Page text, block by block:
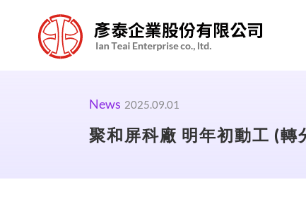
News 2025.09.01
聚和屏科廠 明年初動工 (轉